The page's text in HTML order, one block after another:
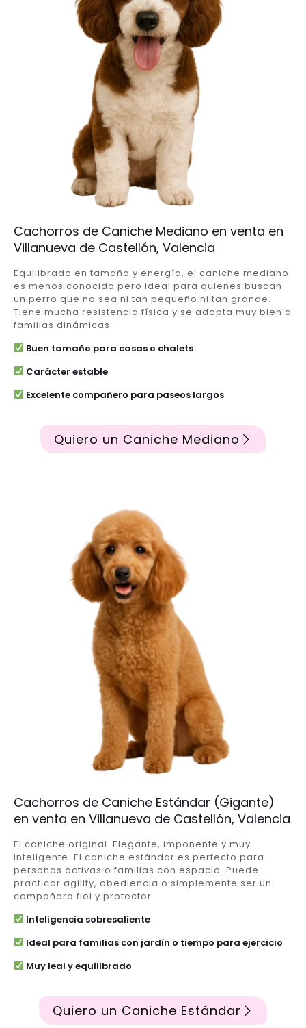
Cachorros de Caniche Mediano en venta en
Villanueva de Castellón, Valencia
Equilibrado en tamaño y energía, el caniche mediano
es menos conocido pero ideal para quienes buscan
un perro que no sea ni tan pequeño ni tan grande.
Tiene mucha resistencia física y se adapta muy bien a
familias dinámicas.
Buen tamaño para casas o chalets
Carácter estable
Excelente compañero para paseos largos
Quiero un Caniche Mediano
Cachorros de Caniche Estándar (Gigante)
en venta en Villanueva de Castellón, Valencia
El caniche original. Elegante, imponente y muy
inteligente. El caniche estándar es perfecto para
personas activas o familias con espacio. Puede
practicar agility, obediencia o simplemente ser un
compañero fiel y protector.
Inteligencia sobresaliente
Ideal para familias con jardín o tiempo para ejercicio
Muy leal y equilibrado
Quiero un Caniche Estándar